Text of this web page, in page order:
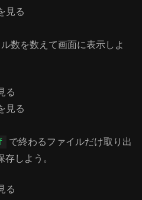
見る
数を数えて画面に表示しよ
る
見る
で終わるファイルだけ取り出
存しよう。
る